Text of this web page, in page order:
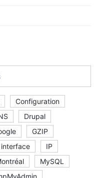
Configuration
Drupal
GZIP
interface
IP
MySQL